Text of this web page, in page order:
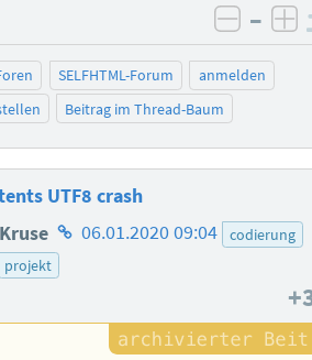
–
SELFHTML-Forum
anmelden
Beitrag im Thread-Baum
UTF8 crash
Homepage
des
06.01.2020 09:04
codierung
projekt